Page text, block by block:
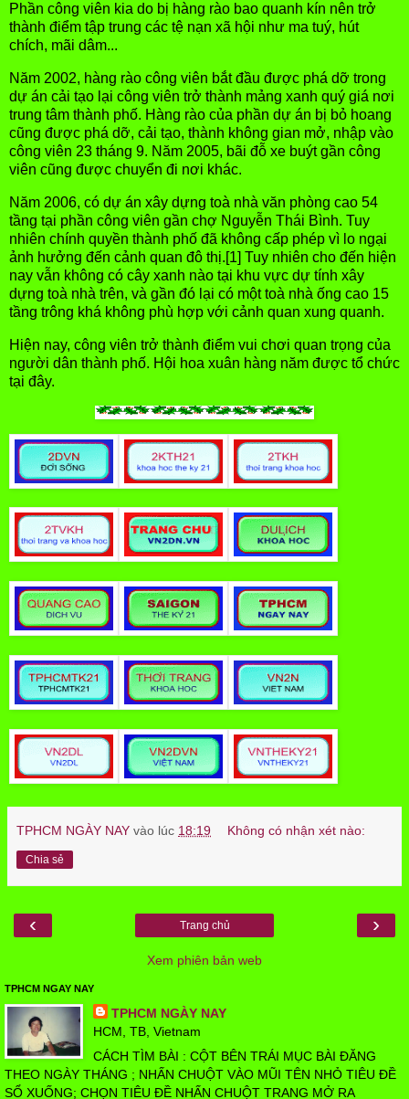
Phần công viên kia do bị hàng rào bao quanh kín nên trở
thành điểm tập trung các tệ nạn xã hội như ma tuý, hút
chích, mãi dâm...
Năm 2002, hàng rào công viên bắt đầu được phá dỡ trong
dự án cải tạo lại công viên trở thành mảng xanh quý giá nơi
trung tâm thành phố. Hàng rào của phần dự án bị bỏ hoang
cũng được phá dỡ, cải tạo, thành không gian mở, nhập vào
công viên 23 tháng 9. Năm 2005, bãi đỗ xe buýt gần công
viên cũng được chuyển đi nơi khác.
Năm 2006, có dự án xây dựng toà nhà văn phòng cao 54
tầng tại phần công viên gần chợ Nguyễn Thái Bình. Tuy
nhiên chính quyền thành phố đã không cấp phép vì lo ngại
ảnh hưởng đến cảnh quan đô thị.[1] Tuy nhiên cho đến hiện
nay vẫn không có cây xanh nào tại khu vực dự tính xây
dựng toà nhà trên, và gần đó lại có một toà nhà ống cao 15
tầng trông khá không phù hợp với cảnh quan xung quanh.
Hiện nay, công viên trở thành điểm vui chơi quan trọng của
người dân thành phố. Hội hoa xuân hàng năm được tổ chức
tại đây.
TPHCM NGÀY NAY vào lúc 18:19 Không có nhận xét nào:
Chia sẻ
‹ ›
Trang chủ
Xem phiên bản web
TPHCM NGAY NAY
TPHCM NGÀY NAY
HCM, TB, Vietnam
CÁCH TÌM BÀI : CỘT BÊN TRÁI MỤC BÀI ĐĂNG
THEO NGÀY THÁNG ; NHẤN CHUỘT VÀO MŨI TÊN NHỎ TIÊU ĐỀ
SỔ XUỐNG; CHỌN TIÊU ĐỀ NHẤN CHUỘT TRANG MỞ RA